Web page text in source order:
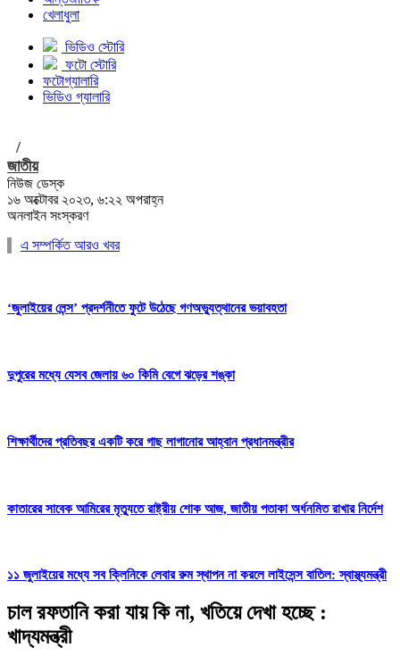
খেলাধুলা
ভিডিও স্টোরি
ফটো স্টোরি
ফটোগ্যালারি
ভিডিও গ্যালারি
/
জাতীয়
নিউজ ডেস্ক
১৬ অক্টোবর ২০২৩, ৬:২২ অপরাহ্ন
অনলাইন সংস্করণ
এ সম্পর্কিত আরও খবর
‘জুলাইয়ের লেন্স’ প্রদর্শনীতে ফুটে উঠেছে গণঅভ্যুত্থানের ভয়াবহতা
দুপুরের মধ্যে যেসব জেলায় ৬০ কিমি বেগে ঝড়ের শঙ্কা
শিক্ষার্থীদের প্রতিবছর একটি করে গাছ লাগানোর আহ্বান প্রধানমন্ত্রীর
কাতারের সাবেক আমিরের মৃত্যুতে রাষ্ট্রীয় শোক আজ, জাতীয় পতাকা অর্ধনমিত রাখার নির্দেশ
১১ জুলাইয়ের মধ্যে সব ক্লিনিকে লেবার রুম স্থাপন না করলে লাইসেন্স বাতিল: স্বাস্থ্যমন্ত্রী
চাল রফতানি করা যায় কি না, খতিয়ে দেখা হচ্ছে :
খাদ্যমন্ত্রী